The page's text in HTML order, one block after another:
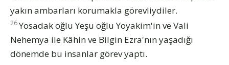
yakın ambarları korumakla görevliydiler.
26Yosadak oğlu Yeşu oğlu Yoyakim'in ve Vali
Nehemya ile Kâhin ve Bilgin Ezra'nın yaşadığı
dönemde bu insanlar görev yaptı.